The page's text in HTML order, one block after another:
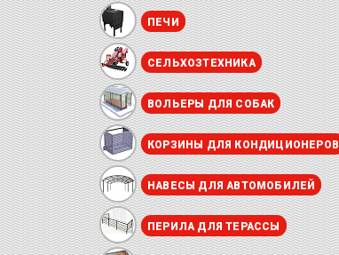
ПЕЧИ
СЕЛЬХОЗТЕХНИКА
ВОЛЬЕРЫ ДЛЯ СОБАК
КОРЗИНЫ ДЛЯ КОНДИЦИОНЕРОВ
НАВЕСЫ ДЛЯ АВТОМОБИЛЕЙ
ПЕРИЛА ДЛЯ ТЕРАССЫ